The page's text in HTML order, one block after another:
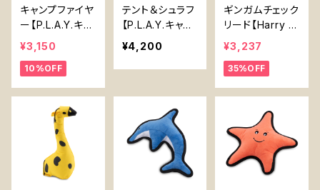
キャンプファイヤ
ー【P.L.A.Y.キャ
ンプコ―ヴィン
シリーズ】Camp
fire【P.L.A.Y. C
eries】
¥3,150
10%OFF
テント＆シュラフ
【P.L.A.Y.キャン
プコ―ヴィンシリ
ーズ】Tent and
Sleeping Bags
Corbin Serie
¥4,200
ギンガムチェック
リード【Harry B
arker】犬用おも
ちゃ Gingham L
ead -Harry Ba
¥3,237
35%OFF